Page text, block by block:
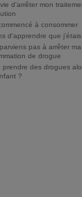
d'arrêter mon
à consommer
d'apprendre que
pas à arrêter ma
de drogue
prendre des drogues
?